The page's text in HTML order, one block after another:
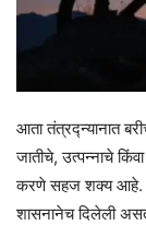
आता तंत्रद्न्यानात
जातीचे, उत्पन्नाचे
करणे सहज शक्य आहे.
शासनानेच दिलेली